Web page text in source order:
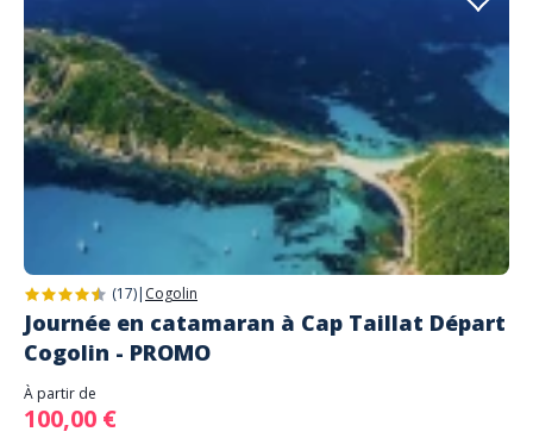
(17)| Cogolin
Journée en catamaran à Cap Taillat Départ
Cogolin - PROMO
À partir de
100,00 €